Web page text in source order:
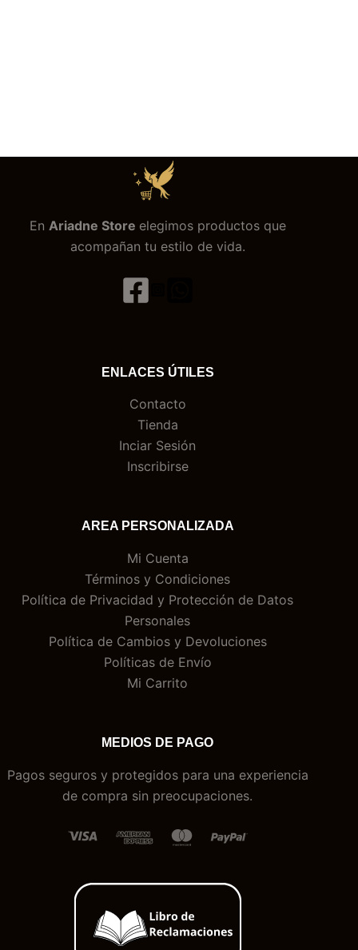
En Ariadne Store elegimos productos que
acompañan tu estilo de vida.
ENLACES ÚTILES
Contacto
Tienda
Inciar Sesión
Inscribirse
AREA PERSONALIZADA
Mi Cuenta
Términos y Condiciones
Política de Privacidad y Protección de Datos
Personales
Política de Cambios y Devoluciones
Políticas de Envío
Mi Carrito
MEDIOS DE PAGO
Pagos seguros y protegidos para una experiencia
de compra sin preocupaciones.